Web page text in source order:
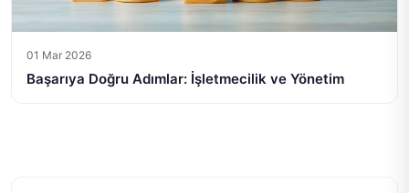
01 Mar 2026
Başarıya Doğru Adımlar: İşletmecilik ve Yönetim